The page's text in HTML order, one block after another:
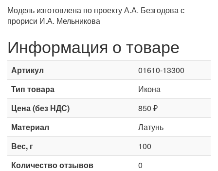
Модель изготовлена по проекту А.А. Безгодова с
прориси И.А. Мельникова
Информация о товаре
Артикул
01610-13300
Тип товара
Икона
Цена (без НДС)
850 ₽
Материал
Латунь
Вес, г
100
Количество отзывов
0